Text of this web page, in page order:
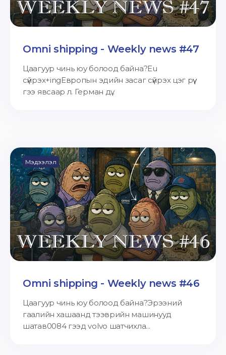
Omni shipping - Weekly news #47
Цаагуур чинь юу болоод байна?Eu
сүйрэх+ingЕвропын эдийн засаг сүйрэх цэг рүү
гээ явсаар л. Герман дү...
Мэдээлэл
Omni shipping - Weekly news #46
Цаагуур чинь юу болоод байна?Эрээний
гаалийн хашаанд тээврийн машинууд
шатав0084 гээд volvo шатчихла...